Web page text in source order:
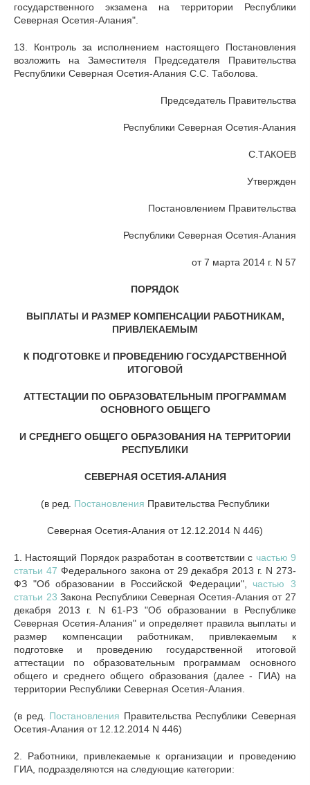
государственного экзамена на территории Республики
Северная Осетия-Алания".
13. Контроль за исполнением настоящего Постановления
возложить на Заместителя Председателя Правительства
Республики Северная Осетия-Алания С.С. Таболова.
Председатель Правительства
Республики Северная Осетия-Алания
С.ТАКОЕВ
Утвержден
Постановлением Правительства
Республики Северная Осетия-Алания
от 7 марта 2014 г. N 57
ПОРЯДОК
ВЫПЛАТЫ И РАЗМЕР КОМПЕНСАЦИИ РАБОТНИКАМ,
ПРИВЛЕКАЕМЫМ
К ПОДГОТОВКЕ И ПРОВЕДЕНИЮ ГОСУДАРСТВЕННОЙ
ИТОГОВОЙ
АТТЕСТАЦИИ ПО ОБРАЗОВАТЕЛЬНЫМ ПРОГРАММАМ
ОСНОВНОГО ОБЩЕГО
И СРЕДНЕГО ОБЩЕГО ОБРАЗОВАНИЯ НА ТЕРРИТОРИИ
РЕСПУБЛИКИ
СЕВЕРНАЯ ОСЕТИЯ-АЛАНИЯ
(в ред. Постановления Правительства Республики
Северная Осетия-Алания от 12.12.2014 N 446)
1. Настоящий Порядок разработан в соответствии с частью 9
статьи 47 Федерального закона от 29 декабря 2013 г. N 273-
ФЗ "Об образовании в Российской Федерации", частью 3
статьи 23 Закона Республики Северная Осетия-Алания от 27
декабря 2013 г. N 61-РЗ "Об образовании в Республике
Северная Осетия-Алания" и определяет правила выплаты и
размер компенсации работникам, привлекаемым к
подготовке и проведению государственной итоговой
аттестации по образовательным программам основного
общего и среднего общего образования (далее - ГИА) на
территории Республики Северная Осетия-Алания.
(в ред. Постановления Правительства Республики Северная
Осетия-Алания от 12.12.2014 N 446)
2. Работники, привлекаемые к организации и проведению
ГИА, подразделяются на следующие категории: